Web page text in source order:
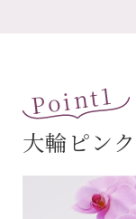
Point1
大輪ピン